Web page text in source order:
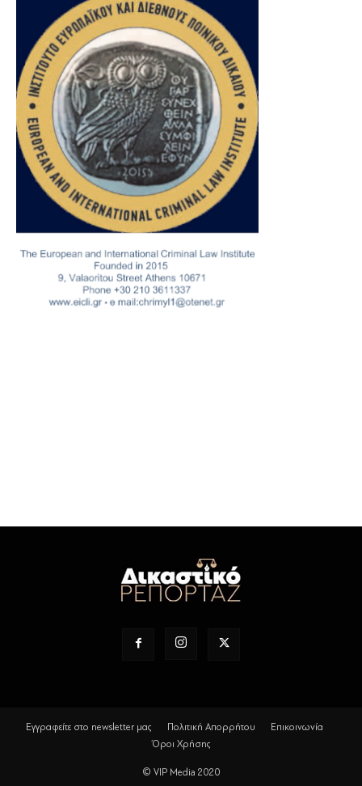
Εγγραφείτε στο newsletter μας Πολιτική Απορρήτου
Επικοινωνία
Όροι Χρήσης
© VIP Media 2020